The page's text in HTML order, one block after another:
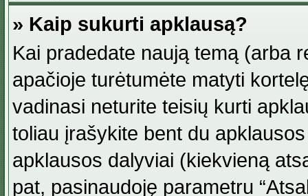
» Kaip sukurti apklausą?
Kai pradedate naują temą (arba
apačioje turėtumėte matyti
vadinasi neturite teisių kurti
toliau įrašykite bent du
apklausos dalyviai (kiekvieną
pat, pasinaudoję parametru